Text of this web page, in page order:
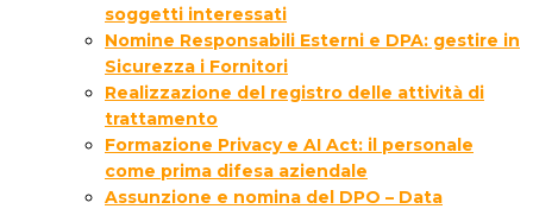
soggetti interessati
Nomine Responsabili Esterni e DPA: gestire in
Sicurezza i Fornitori
Realizzazione del registro delle attività di
trattamento
Formazione Privacy e AI Act: il personale
come prima difesa aziendale
Assunzione e nomina del DPO – Data